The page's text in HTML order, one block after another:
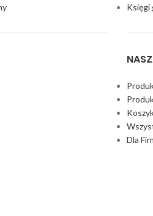
Księgi
Dla